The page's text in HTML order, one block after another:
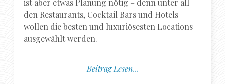
ist aber etwas Planung nötig – denn unter all
den Restaurants, Cocktail Bars und Hotels
wollen die besten und luxuriösesten Locations
ausgewählt werden.
Beitrag Lesen...